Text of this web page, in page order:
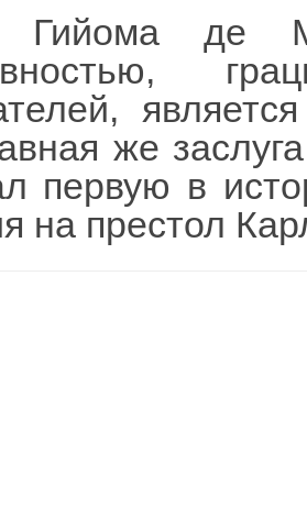
Гийома де
же
первую в
на престол